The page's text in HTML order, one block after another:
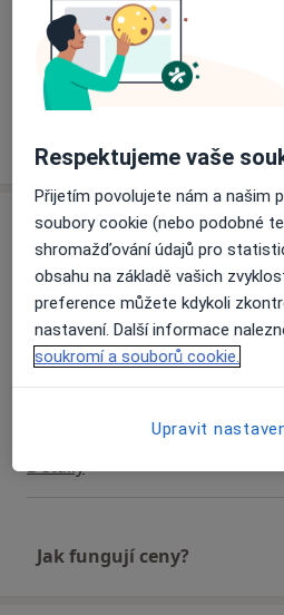
Pacienti, které ošetřuji
Dospělí
o
Služby a ceník služeb
Psychologické konzultace
Detaily
Psychologické poradenství
Detaily
Jak fungují ceny?
Respektujeme vaše
Přijetím povolujete nám a našim
soubory cookie (nebo podobné
shromažďování údajů pro
obsahu na základě vašich
preference můžete kdykoli
nastavení. Další informace
soukromí a souborů cookie.
Upravit